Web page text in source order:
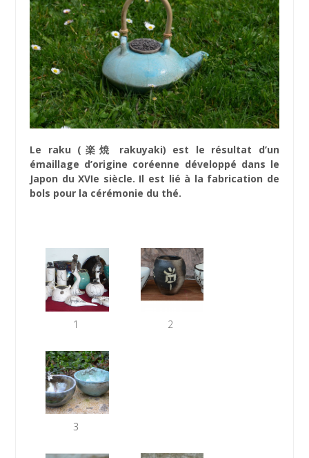
Le raku ( 楽焼
rakuyaki) est le résultat d’un
émaillage d’origine coréenne développé dans le
Japon du XVIe siècle. Il est lié à la fabrication de
bols pour la cérémonie du thé.
1 2
3